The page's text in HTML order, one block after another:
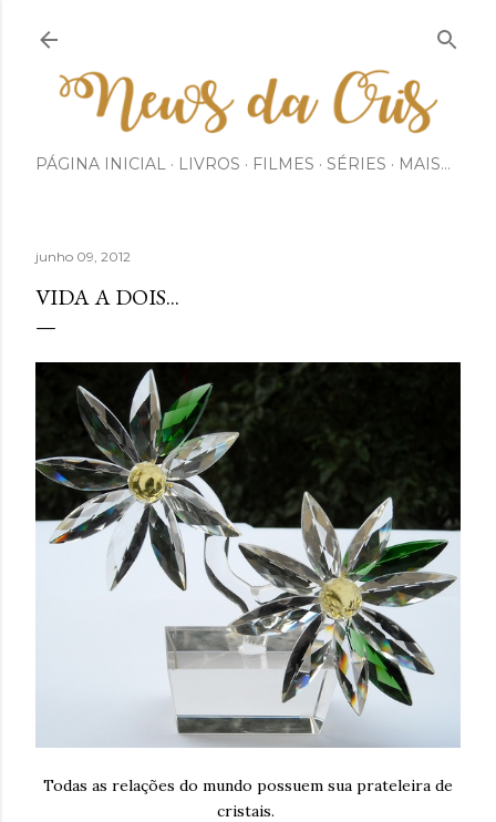
PÁGINA INICIAL LIVROS FILMES SÉRIES MAIS…
junho 09, 2012
VIDA A DOIS...
Todas as relações do mundo possuem sua prateleira de
cristais.